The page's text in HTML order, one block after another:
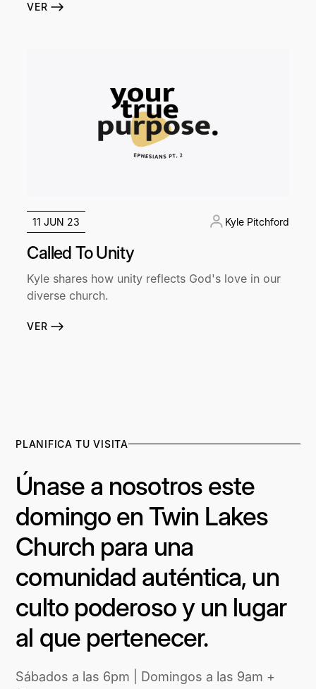
VER
11 JUN 23 Kyle Pitchford
Called To Unity
Kyle shares how unity reflects God's love in our
diverse church.
VER
PLANIFICA TU VISITA
Únase a nosotros este
domingo en Twin Lakes
Church para una
comunidad auténtica, un
culto poderoso y un lugar
al que pertenecer.
Sábados a las 6pm | Domingos a las 9am +